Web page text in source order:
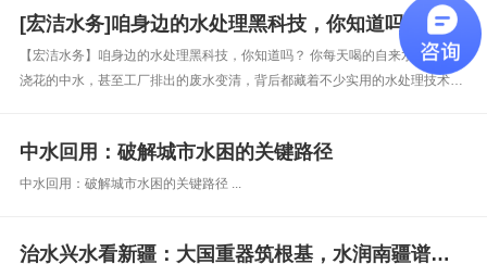
[宏洁水务]咱身边的水处理黑科技，你知道吗？
【宏洁水务】咱身边的水处理黑科技，你知道吗？ 你每天喝的自来水、小区里
浇花的中水，甚至工厂排出的废水变清，背后都藏着不少实用的水处理技术。
中水回用：破解城市水困的关键路径
中水回用：破解城市水困的关键路径 ...
治水兴水看新疆：大国重器筑根基，水润南疆谱新篇